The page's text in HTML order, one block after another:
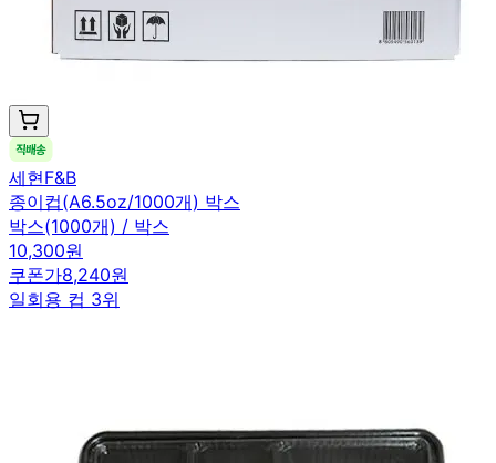
세현F&B
종이컵(A6.5oz/1000개) 박스
박스(1000개) / 박스
10,300원
쿠폰가8,240원
일회용 컵 3위